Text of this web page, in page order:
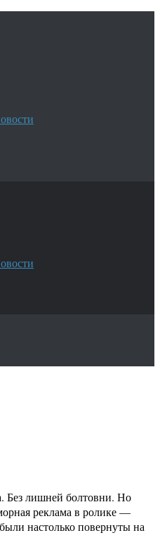
Без лишней болтовни. Но
реклама в ролике —
настолько повернуты на